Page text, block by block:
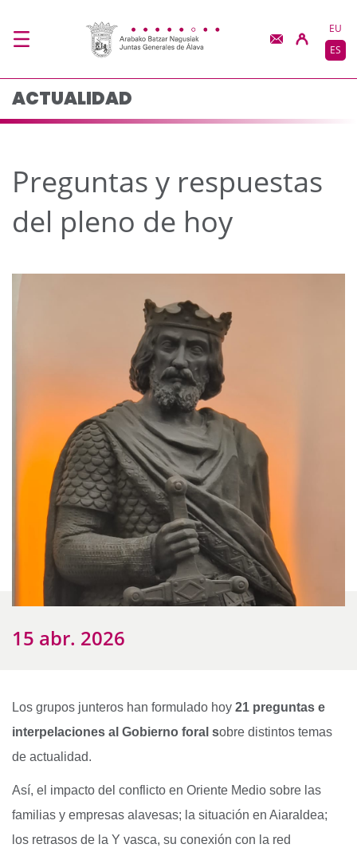
Preguntas y
EU
ES
ACTUALIDAD
Preguntas y respuestas
del pleno de hoy
15 abr. 2026
Los grupos junteros han formulado hoy 21 preguntas e
interpelaciones al Gobierno foral sobre distintos temas
de actualidad.
Así, el impacto del conflicto en Oriente Medio sobre las
familias y empresas alavesas; la situación en Aiaraldea;
los retrasos de la Y vasca, su conexión con la red